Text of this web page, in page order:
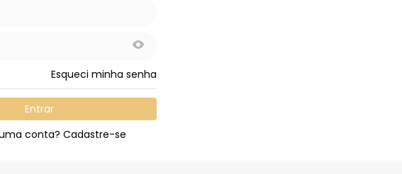
Esqueci minha senha
Entrar
conta? Cadastre-se